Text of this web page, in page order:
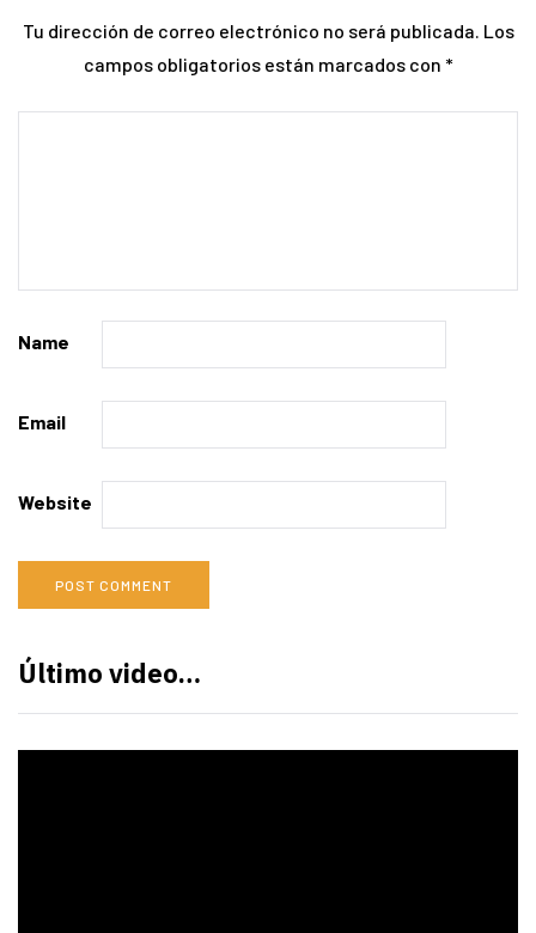
Tu dirección de correo electrónico no será publicada. Los
campos obligatorios están marcados con *
Name
Email
Website
Último video…